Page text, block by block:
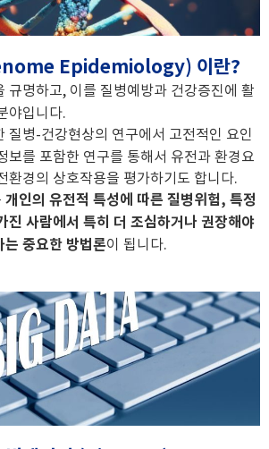
Epidemiology) 이란?
규명하고, 이를 질병예방과 건강증진에 활
야입니다.
질병-건강현상의 연구에서 고전적인 요인
보를 포함한 연구를 통해서 유전과 환경요
환경의 상호작용을 평가하기도 합니다.
개인의 유전적 특성에 따른 질병위험, 특정
진 사람에서 특히 더 조심하거나 권장해야
중요한 방법론이 됩니다.